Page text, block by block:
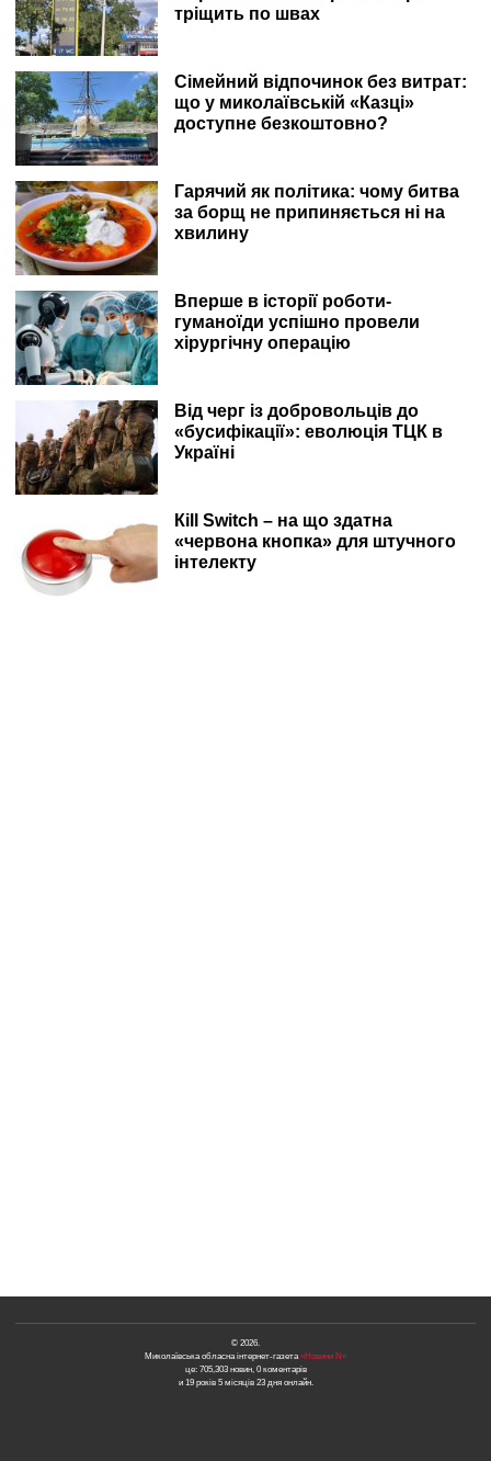
тріщить по швах
Сімейний відпочинок без витрат:
що у миколаївській «Казці»
доступне безкоштовно?
Гарячий як політика: чому битва
за борщ не припиняється ні на
хвилину
Вперше в історії роботи-
гуманоїди успішно провели
хірургічну операцію
Від черг із добровольців до
«бусифікації»: еволюція ТЦК в
Україні
Кill Switch – на що здатна
«червона кнопка» для штучного
інтелекту
© 2026.
Миколаївська обласна інтернет-газета«Новини N»
це: 705,303 новин, 0 коментарів
и 19 років 5 місяців 23 дня онлайн.